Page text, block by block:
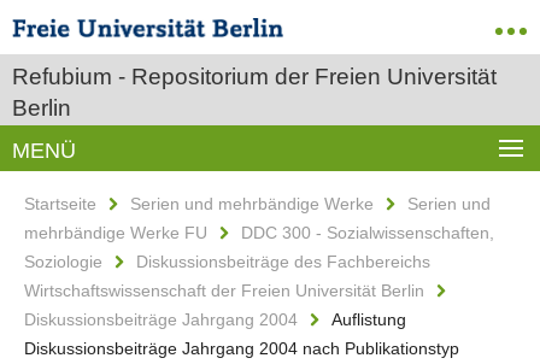
Refubium - Repositorium der Freien Universität
Berlin
MENÜ
Startseite Serien und mehrbändige Werke
Serien und
mehrbändige Werke FU
DDC 300 - Sozialwissenschaften,
Soziologie
Diskussionsbeiträge des Fachbereichs
Wirtschaftswissenschaft der Freien Universität Berlin
Diskussionsbeiträge Jahrgang 2004
Auflistung
Diskussionsbeiträge Jahrgang 2004 nach Publikationstyp